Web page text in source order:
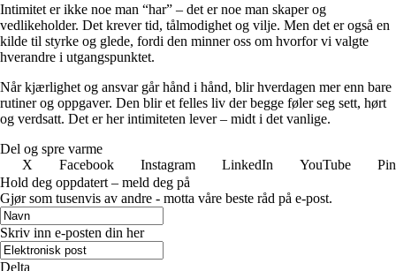
Intimitet er ikke noe man “har” – det er noe man skaper og
vedlikeholder. Det krever tid, tålmodighet og vilje. Men det er også en
kilde til styrke og glede, fordi den minner oss om hvorfor vi valgte
hverandre i utgangspunktet.
Når kjærlighet og ansvar går hånd i hånd, blir hverdagen mer enn bare
rutiner og oppgaver. Den blir et felles liv der begge føler seg sett, hørt
og verdsatt. Det er her intimiteten lever – midt i det vanlige.
Del og spre varme
X
Facebook Instagram LinkedIn YouTube
Hold deg oppdatert – meld deg på
Gjør som tusenvis av andre - motta våre beste råd på e-post.
Skriv inn e-posten din her
Delta